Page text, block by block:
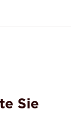
Sie